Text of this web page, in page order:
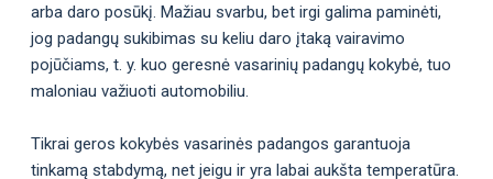
arba daro posūkį. Mažiau svarbu, bet irgi galima paminėti,
jog padangų sukibimas su keliu daro įtaką vairavimo
pojūčiams, t. y. kuo geresnė vasarinių padangų kokybė, tuo
maloniau važiuoti automobiliu.
Tikrai geros kokybės vasarinės padangos garantuoja
tinkamą stabdymą, net jeigu ir yra labai aukšta temperatūra.